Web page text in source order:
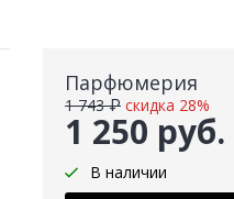
Парфюмерия
1 250 руб.
1 743 ₽ скидка 28%
В наличии